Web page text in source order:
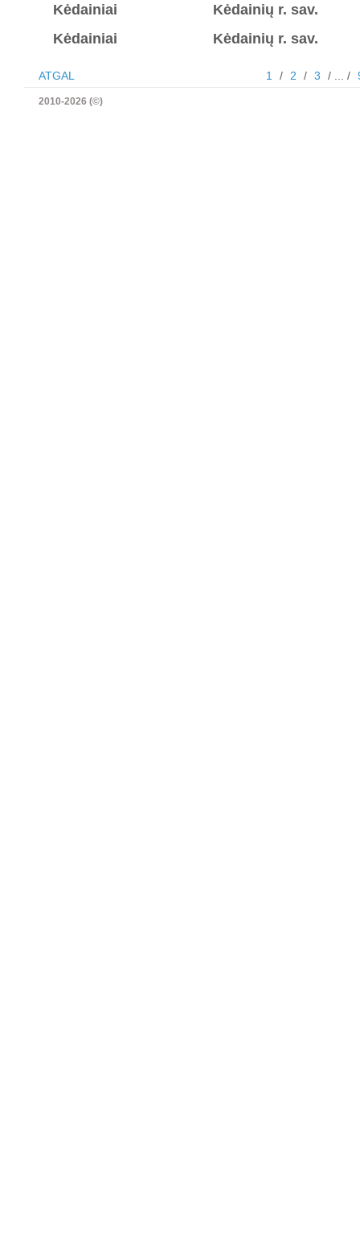
Kėdainiai
Kėdainių r. sav.
Kėdainiai
Kėdainių r. sav.
ATGAL 1 / 2 / 3 / ... /
2010-2026 (©)